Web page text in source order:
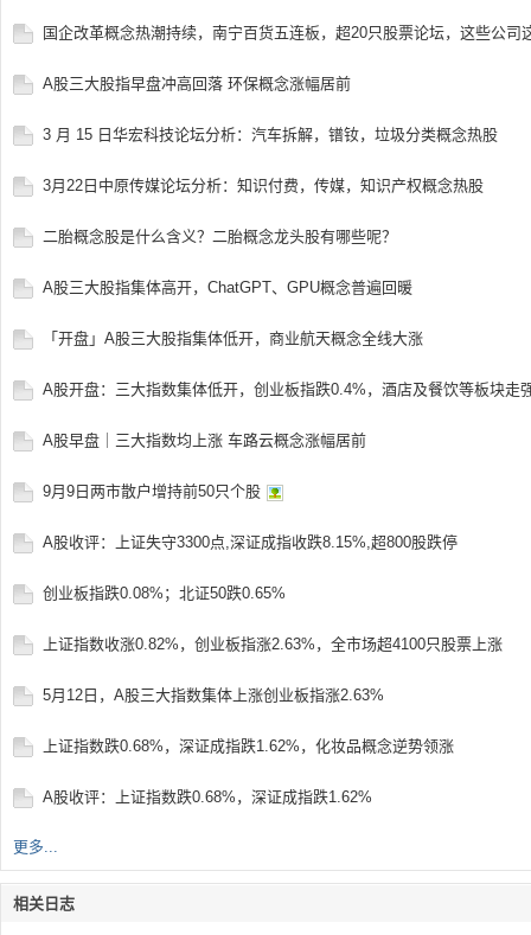
票
国企改革概念热潮持续，南宁百货五连板，超20只股票论坛，这些公司
A股三大股指早盘冲高回落 环保概念涨幅居前
3 月 15 日华宏科技论坛分析：汽车拆解，镨钕，垃圾分类概念热股
3月22日中原传媒论坛分析：知识付费，传媒，知识产权概念热股
二胎概念股是什么含义？二胎概念龙头股有哪些呢？
A股三大股指集体高开，ChatGPT、GPU概念普遍回暖
「开盘」A股三大股指集体低开，商业航天概念全线大涨
A股开盘：三大指数集体低开，创业板指跌0.4%，酒店及餐饮等板块走
A股早盘｜三大指数均上涨 车路云概念涨幅居前
9月9日两市散户增持前50只个股
A股收评：上证失守3300点,深证成指收跌8.15%,超800股跌停
创业板指跌0.08%；北证50跌0.65%
上证指数收涨0.82%，创业板指涨2.63%，全市场超4100只股票上涨
5月12日，A股三大指数集体上涨创业板指涨2.63%
上证指数跌0.68%，深证成指跌1.62%，化妆品概念逆势领涨
A股收评：上证指数跌0.68%，深证成指跌1.62%
更多...
相关日志